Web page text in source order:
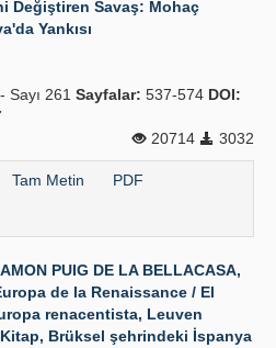
Değiştiren Savaş: Mohaç
Yankısı
Sayı 261 Sayfalar: 537-574 DOI:
20714
3032
Tam Metin PDF
PUIG DE LA BELLACASA,
de la Renaissance / El
renacentista, Leuven
Brüksel şehrindeki İspanya